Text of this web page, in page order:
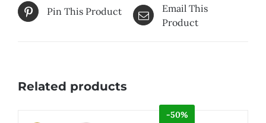
Pin This Product
Email This
Product
Related products
-50%